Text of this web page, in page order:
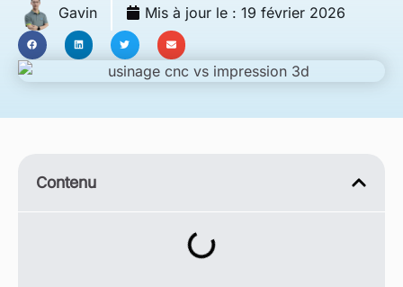
Gavin Mis à jour le : 19 février 2026
Contenu